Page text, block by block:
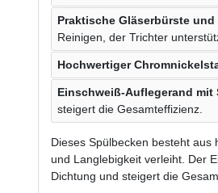
Praktische Gläserbürste und
Reinigen, der Trichter
Hochwertiger
Einschweiß-Auflegerand
steigert die Gesamteffizienz.
Dieses Spülbecken besteht
und Langlebigkeit verleiht. Der
Dichtung und steigert die